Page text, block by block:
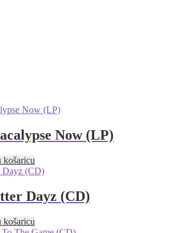
Now (LP)
košaricu
Dayz (CD)
košaricu